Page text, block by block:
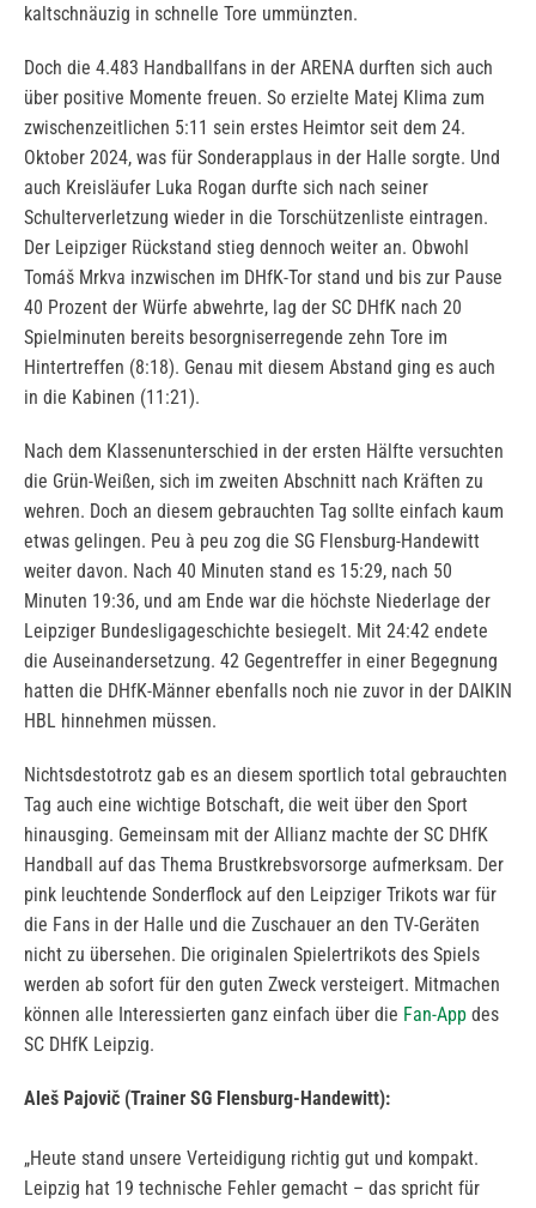
kaltschnäuzig in schnelle Tore ummünzten.
Doch die 4.483 Handballfans in der ARENA durften sich auch
über positive Momente freuen. So erzielte Matej Klima zum
zwischenzeitlichen 5:11 sein erstes Heimtor seit dem 24.
Oktober 2024, was für Sonderapplaus in der Halle sorgte. Und
auch Kreisläufer Luka Rogan durfte sich nach seiner
Schulterverletzung wieder in die Torschützenliste eintragen.
Der Leipziger Rückstand stieg dennoch weiter an. Obwohl
Tomáš Mrkva inzwischen im DHfK-Tor stand und bis zur Pause
40 Prozent der Würfe abwehrte, lag der SC DHfK nach 20
Spielminuten bereits besorgniserregende zehn Tore im
Hintertreffen (8:18). Genau mit diesem Abstand ging es auch
in die Kabinen (11:21).
Nach dem Klassenunterschied in der ersten Hälfte versuchten
die Grün-Weißen, sich im zweiten Abschnitt nach Kräften zu
wehren. Doch an diesem gebrauchten Tag sollte einfach kaum
etwas gelingen. Peu à peu zog die SG Flensburg-Handewitt
weiter davon. Nach 40 Minuten stand es 15:29, nach 50
Minuten 19:36, und am Ende war die höchste Niederlage der
Leipziger Bundesligageschichte besiegelt. Mit 24:42 endete
die Auseinandersetzung. 42 Gegentreffer in einer Begegnung
hatten die DHfK-Männer ebenfalls noch nie zuvor in der DAIKIN
HBL hinnehmen müssen.
Nichtsdestotrotz gab es an diesem sportlich total gebrauchten
Tag auch eine wichtige Botschaft, die weit über den Sport
hinausging. Gemeinsam mit der Allianz machte der SC DHfK
Handball auf das Thema Brustkrebsvorsorge aufmerksam. Der
pink leuchtende Sonderflock auf den Leipziger Trikots war für
die Fans in der Halle und die Zuschauer an den TV-Geräten
nicht zu übersehen. Die originalen Spielertrikots des Spiels
werden ab sofort für den guten Zweck versteigert. Mitmachen
können alle Interessierten ganz einfach über die Fan-App des
SC DHfK Leipzig.
Aleš Pajovič (Trainer SG Flensburg-Handewitt):
„Heute stand unsere Verteidigung richtig gut und kompakt.
Leipzig hat 19 technische Fehler gemacht – das spricht für